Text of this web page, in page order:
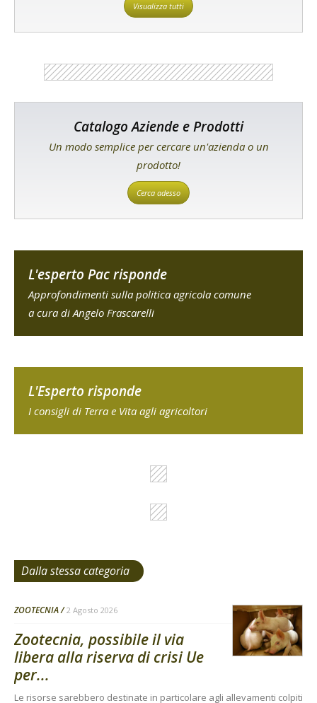
Visualizza tutti
Catalogo Aziende e Prodotti
Un modo semplice per cercare un'azienda o un
prodotto!
Cerca adesso
L'esperto Pac risponde
Approfondimenti sulla politica agricola comune
a cura di Angelo Frascarelli
L'Esperto risponde
I consigli di Terra e Vita agli agricoltori
Dalla stessa categoria
ZOOTECNIA 2 Agosto 2026
Zootecnia, possibile il via
libera alla riserva di crisi Ue
per...
Le risorse sarebbero destinate in particolare agli allevamenti colpiti